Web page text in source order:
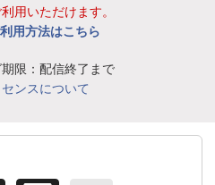
用いただけます。
用方法はこちら
限：配信終了まで
ンスについて